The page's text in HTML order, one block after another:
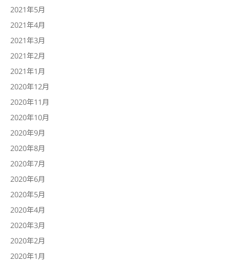
2021年5月
2021年4月
2021年3月
2021年2月
2021年1月
2020年12月
2020年11月
2020年10月
2020年9月
2020年8月
2020年7月
2020年6月
2020年5月
2020年4月
2020年3月
2020年2月
2020年1月